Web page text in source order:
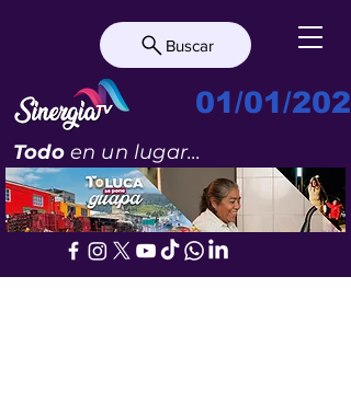
Buscar
01/01/
Todoen un lugar...